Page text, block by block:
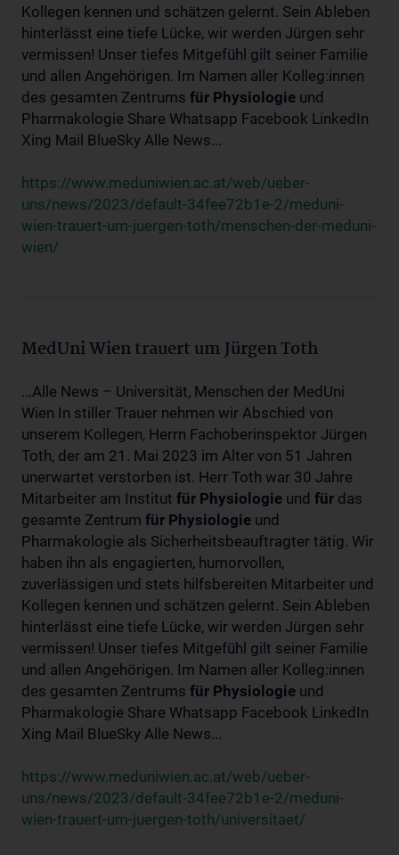
Kollegen kennen und schätzen gelernt. Sein Ableben
hinterlässt eine tiefe Lücke, wir werden Jürgen sehr
vermissen! Unser tiefes Mitgefühl gilt seiner Familie
und allen Angehörigen. Im Namen aller Kolleg:innen
des gesamten Zentrums für Physiologie und
Pharmakologie Share Whatsapp Facebook LinkedIn
Xing Mail BlueSky Alle News...
https://www.meduniwien.ac.at/web/ueber-
uns/news/2023/default-34fee72b1e-2/meduni-
wien-trauert-um-juergen-toth/menschen-der-meduni-
wien/
MedUni Wien trauert um Jürgen Toth
...Alle News – Universität, Menschen der MedUni
Wien In stiller Trauer nehmen wir Abschied von
unserem Kollegen, Herrn Fachoberinspektor Jürgen
Toth, der am 21. Mai 2023 im Alter von 51 Jahren
unerwartet verstorben ist. Herr Toth war 30 Jahre
Mitarbeiter am Institut für Physiologie und für das
gesamte Zentrum für Physiologie und
Pharmakologie als Sicherheitsbeauftragter tätig. Wir
haben ihn als engagierten, humorvollen,
zuverlässigen und stets hilfsbereiten Mitarbeiter und
Kollegen kennen und schätzen gelernt. Sein Ableben
hinterlässt eine tiefe Lücke, wir werden Jürgen sehr
vermissen! Unser tiefes Mitgefühl gilt seiner Familie
und allen Angehörigen. Im Namen aller Kolleg:innen
des gesamten Zentrums für Physiologie und
Pharmakologie Share Whatsapp Facebook LinkedIn
Xing Mail BlueSky Alle News...
https://www.meduniwien.ac.at/web/ueber-
uns/news/2023/default-34fee72b1e-2/meduni-
wien-trauert-um-juergen-toth/universitaet/